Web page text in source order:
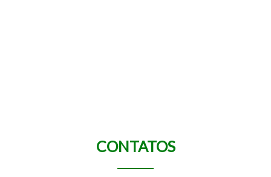
CONTATOS